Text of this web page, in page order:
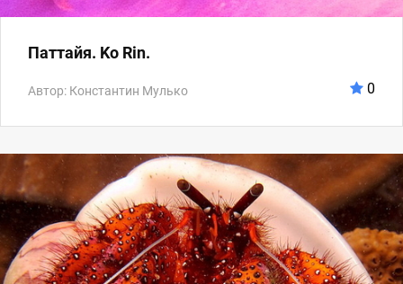
Паттайя. Ko Rin.
Автор: Константин Мулько 0